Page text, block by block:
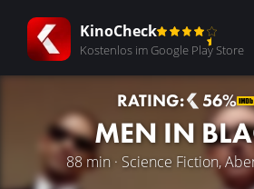
KinoCheck
Kostenlos im Google Play Store
RATING: 56%
MEN IN
88 min · Science Fiction,